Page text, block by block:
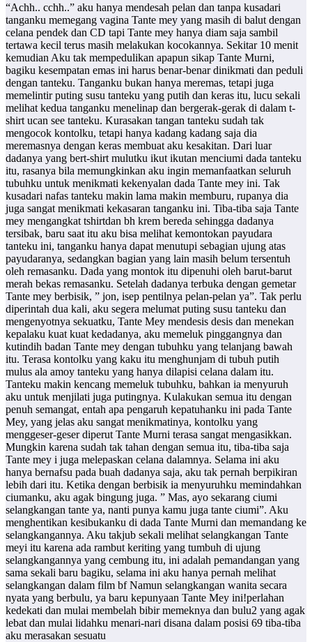
“Achh.. cchh..” aku hanya mendesah pelan dan tanpa kusadari
tanganku memegang vagina Tante mey yang masih di balut dengan
celana pendek dan CD tapi Tante mey hanya diam saja sambil
tertawa kecil terus masih melakukan kocokannya. Sekitar 10 menit
kemudian Aku tak mempedulikan apapun sikap Tante Murni,
bagiku kesempatan emas ini harus benar-benar dinikmati dan peduli
dengan tanteku. Tanganku bukan hanya meremas, tetapi juga
memelintir puting susu tanteku yang putih dan keras itu, lucu sekali
melihat kedua tanganku menelinap dan bergerak-gerak di dalam t-
shirt ucan see tanteku. Kurasakan tangan tanteku sudah tak
mengocok kontolku, tetapi hanya kadang kadang saja dia
meremasnya dengan keras membuat aku kesakitan. Dari luar
dadanya yang bert-shirt mulutku ikut ikutan menciumi dada tanteku
itu, rasanya bila memungkinkan aku ingin memanfaatkan seluruh
tubuhku untuk menikmati kekenyalan dada Tante mey ini. Tak
kusadari nafas tanteku makin lama makin memburu, rupanya dia
juga sangat menikmati kekasaran tanganku ini. Tiba-tiba saja Tante
mey mengangkat tshirtdan bh krem bereda sehingga dadanya
tersibak, baru saat itu aku bisa melihat kemontokan payudara
tanteku ini, tanganku hanya dapat menutupi sebagian ujung atas
payudaranya, sedangkan bagian yang lain masih belum tersentuh
oleh remasanku. Dada yang montok itu dipenuhi oleh barut-barut
merah bekas remasanku. Setelah dadanya terbuka dengan gemetar
Tante mey berbisik, ” jon, isep pentilnya pelan-pelan ya”. Tak perlu
diperintah dua kali, aku segera melumat puting susu tanteku dan
mengenyotnya sekuatku, Tante Mey mendesis desis dan menekan
kepalaku kuat kuat kedadanya, aku memeluk pinggangnya dan
kutindih badan Tante mey dengan tubuhku yang telanjang bawah
itu. Terasa kontolku yang kaku itu menghunjam di tubuh putih
mulus ala amoy tanteku yang hanya dilapisi celana dalam itu.
Tanteku makin kencang memeluk tubuhku, bahkan ia menyuruh
aku untuk menjilati juga putingnya. Kulakukan semua itu dengan
penuh semangat, entah apa pengaruh kepatuhanku ini pada Tante
Mey, yang jelas aku sangat menikmatinya, kontolku yang
menggeser-geser diperut Tante Murni terasa sangat mengasikkan.
Mungkin karena sudah tak tahan dengan semua itu, tiba-tiba saja
Tante mey i juga melepaskan celana dalamnya. Selama ini aku
hanya bernafsu pada buah dadanya saja, aku tak pernah berpikiran
lebih dari itu. Ketika dengan berbisik ia menyuruhku memindahkan
ciumanku, aku agak bingung juga. ” Mas, ayo sekarang ciumi
selangkangan tante ya, nanti punya kamu juga tante ciumi”. Aku
menghentikan kesibukanku di dada Tante Murni dan memandang ke
selangkangannya. Aku takjub sekali melihat selangkangan Tante
meyi itu karena ada rambut keriting yang tumbuh di ujung
selangkangannya yang cembung itu, ini adalah pemandangan yang
sama sekali baru bagiku, selama ini aku hanya pernah melihat
selangkangan dalam film bf Namun selangkangan wanita secara
nyata yang berbulu, ya baru kepunyaan Tante Mey ini!perlahan
kedekati dan mulai membelah bibir memeknya dan bulu2 yang agak
lebat dan mulai lidahku menari-nari disana dalam posisi 69 tiba-tiba
aku merasakan sesuatu